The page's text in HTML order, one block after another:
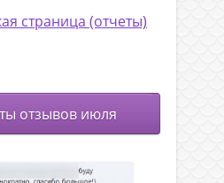
страница (отчеты)
отзывов июля